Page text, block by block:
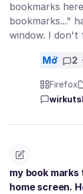
bookmarks
bookmarks..."
window. I don't
Mở 2
Firefox
my book
home screen.